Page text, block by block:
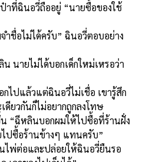
าที่ฉินอวี่ถืออยู่ “นายซื้อของใช้
ำชื่อไม่ได้ครับ” ฉินอวี่ตอบอย่าง
นายไม่ได้บอกเด็กใหม่เหรอว่า
ไปแล้วแต่ฉินอวี่ไม่เชื่อ เขารู้สึก
ยวกันก็ไม่อยากถูกลงโทษ
“ฉีหลินบอกผมให้ไปซื้อที่ร้านฝั่ง
ปซื้อร้านข้างๆ แทนครับ”
ไพ่ต่อและปล่อยให้ฉินอวี่ยืนรอ